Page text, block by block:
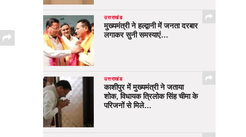
उत्तराखंड
मुख्यमंत्री ने हल्द्वानी में जनता दरबार
लगाकर सुनी समस्याएं…
उत्तराखंड
काशीपुर में मुख्यमंत्री ने जताया
शोक, विधायक त्रिलोक सिंह चीमा के
परिजनों से मिले…